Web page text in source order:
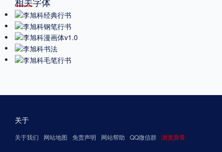
关于
关于我们 网站地图 免责声明 网站帮助 QQ微信群 浏览异常